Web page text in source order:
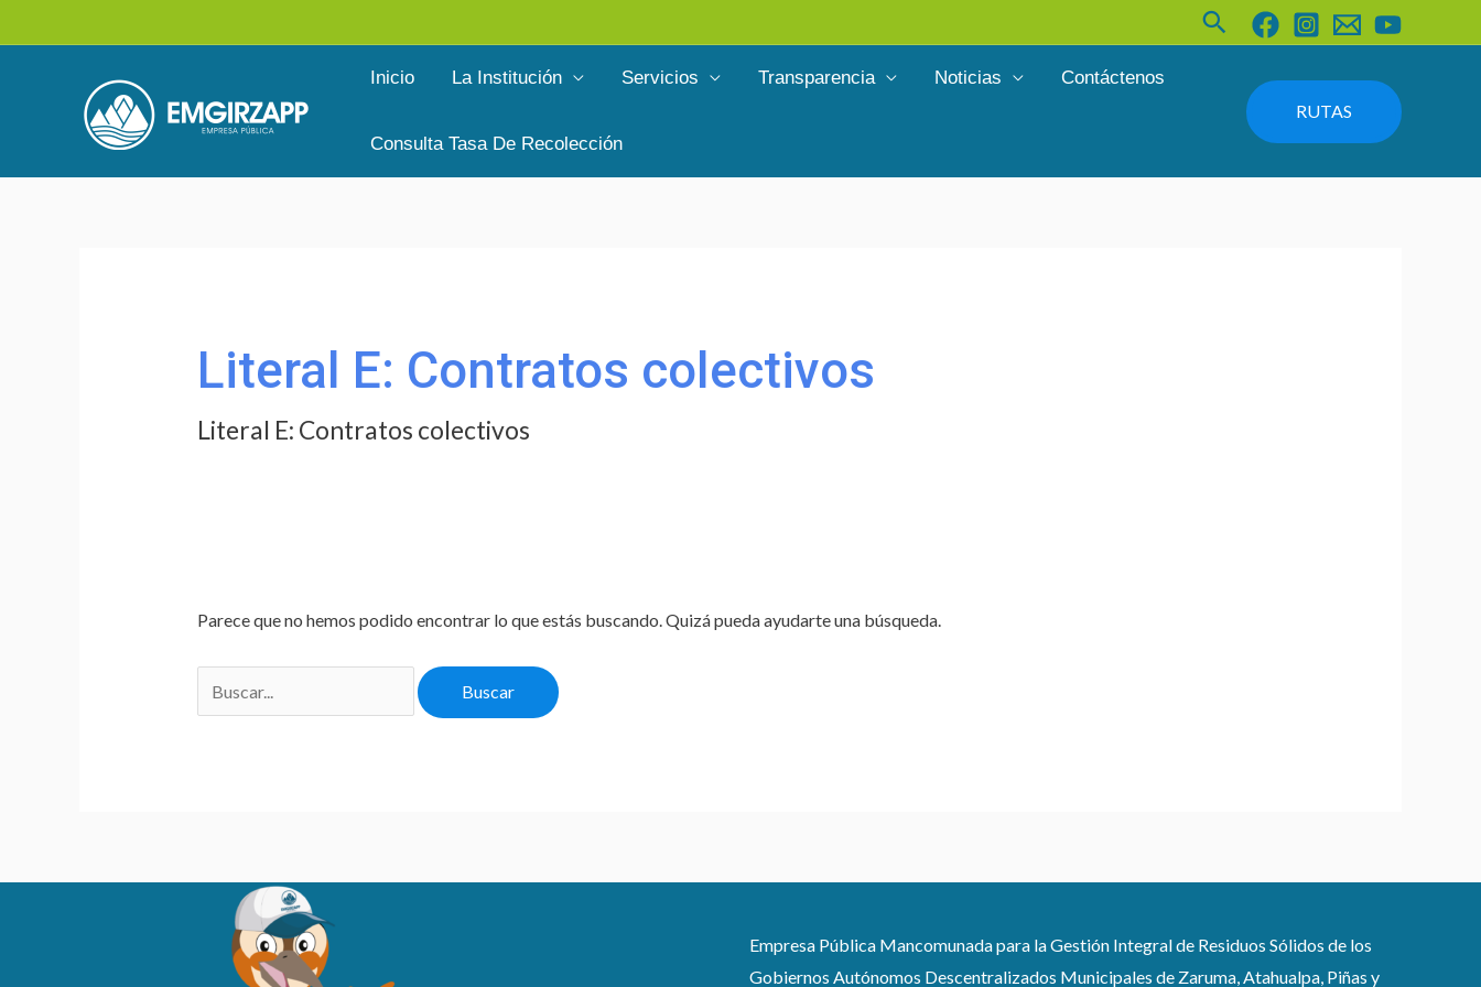
al
Buscar
Inicio La Institución Servicios Transparencia Noticias Contáctenos
Consulta Tasa De Recolección
RUTAS
Literal E: Contratos colectivos
Literal E: Contratos colectivos
Parece que no hemos podido encontrar lo que estás buscando. Quizá pueda ayudarte una búsqueda.
Empresa Pública Mancomunada para la Gestión Integral de Residuos Sólidos de los
Gobiernos Autónomos Descentralizados Municipales de Zaruma, Atahualpa, Piñas y